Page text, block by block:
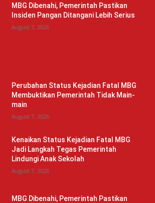
MBG Dibenahi, Pemerintah Pastikan
Insiden Pangan Ditangani Lebih Serius
August 7, 2026
Perubahan Status Kejadian Fatal MBG
Membuktikan Pemerintah Tidak Main-
main
August 7, 2026
Kenaikan Status Kejadian Fatal MBG
Jadi Langkah Tegas Pemerintah
Lindungi Anak Sekolah
August 7, 2026
MBG Dibenahi, Pemerintah Pastikan